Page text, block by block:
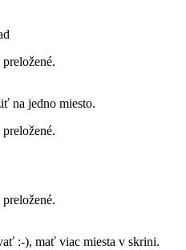
na jedno miesto.
:-), mať viac miesta v skrini.